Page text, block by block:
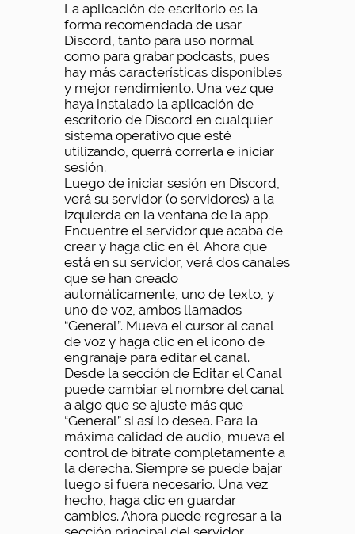
La aplicación de escritorio es la
forma recomendada de usar
Discord, tanto para uso normal
como para grabar podcasts, pues
hay más características disponibles
y mejor rendimiento. Una vez que
haya instalado la aplicación de
escritorio de Discord en cualquier
sistema operativo que esté
utilizando, querrá correrla e iniciar
sesión.
Luego de iniciar sesión en Discord,
verá su servidor (o servidores) a la
izquierda en la ventana de la app.
Encuentre el servidor que acaba de
crear y haga clic en él. Ahora que
está en su servidor, verá dos canales
que se han creado
automáticamente, uno de texto, y
uno de voz, ambos llamados
“General”. Mueva el cursor al canal
de voz y haga clic en el icono de
engranaje para editar el canal.
Desde la sección de Editar el Canal
puede cambiar el nombre del canal
a algo que se ajuste más que
“General” si así lo desea. Para la
máxima calidad de audio, mueva el
control de bitrate completamente a
la derecha. Siempre se puede bajar
luego si fuera necesario. Una vez
hecho, haga clic en guardar
cambios. Ahora puede regresar a la